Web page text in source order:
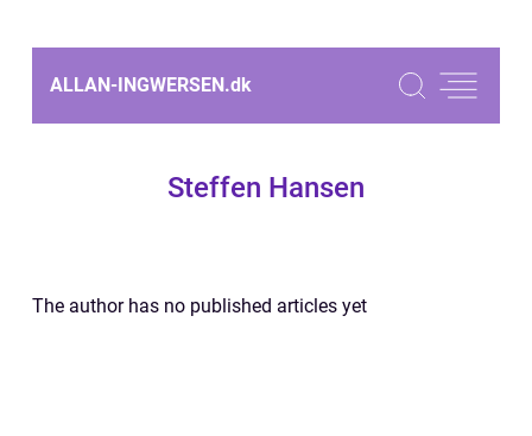
ALLAN-INGWERSEN.dk
Steffen Hansen
The author has no published articles yet